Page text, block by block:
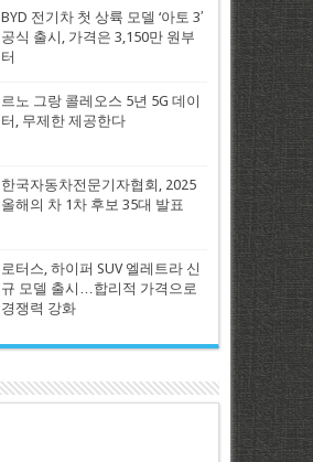
BYD 전기차 첫 상륙 모델 ‘아토 3′
공식 출시, 가격은 3,150만 원부
터
르노 그랑 콜레오스 5년 5G 데이
터, 무제한 제공한다
한국자동차전문기자협회, 2025
올해의 차 1차 후보 35대 발표
로터스, 하이퍼 SUV 엘레트라 신
규 모델 출시…합리적 가격으로
경쟁력 강화